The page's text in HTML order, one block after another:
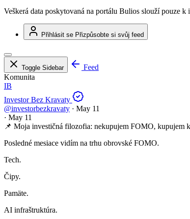
Veškerá data poskytovaná na portálu Bulios slouží pouze
Přihlásit se Přizpůsobte si svůj feed
Toggle Sidebar
Feed
Komunita
IB
Investor Bez Kravaty
@investorbezkravaty · May 11
· May 11
📌 Moja investičná filozofia: nekupujem FOMO, kupujem
Posledné mesiace vidím na trhu obrovské FOMO.
Tech.
Čipy.
Pamäte.
AI infraštruktúra.